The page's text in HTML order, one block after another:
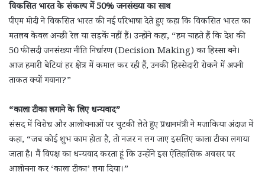
विकसित भारत के संकल्प में 50% जनसंख्या का साथ
पीएम मोदी ने विकसित भारत की नई परिभाषा देते हुए कहा कि विकसित भारत का
मतलब केवल अच्छी रेल या सड़कें नहीं हैं। उन्होंने कहा, “हम चाहते हैं कि देश की
50 फीसदी जनसंख्या नीति निर्धारण (Decision Making) का हिस्सा बने।
आज हमारी बेटियां हर क्षेत्र में कमाल कर रही हैं, उनकी हिस्सेदारी रोकने में अपनी
ताकत क्यों गवाना?”
“काला टीका लगाने के लिए धन्यवाद”
संसद में विरोध और आलोचनाओं पर चुटकी लेते हुए प्रधानमंत्री ने मजाकिया अंदाज में
कहा, “जब कोई शुभ काम होता है, तो नजर न लग जाए इसलिए काला टीका लगाया
जाता है। मैं विपक्ष का धन्यवाद करता हूं कि उन्होंने इस ऐतिहासिक अवसर पर
आलोचना कर ‘काला टीका’ लगा दिया।”